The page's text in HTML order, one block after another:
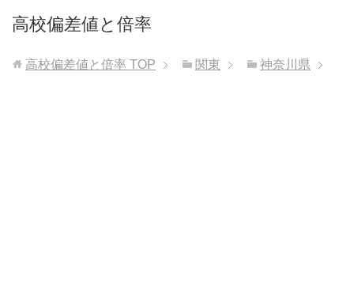
高校偏差値と倍率
高校偏差値と倍率 TOP 関東 神奈川県